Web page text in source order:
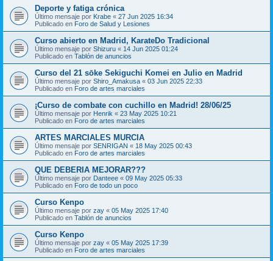
Deporte y fatiga crónica
Último mensaje por Krabe « 27 Jun 2025 16:34
Publicado en Foro de Salud y Lesiones
Curso abierto en Madrid, KarateDo Tradicional
Último mensaje por Shizuru « 14 Jun 2025 01:24
Publicado en Tablón de anuncios
Curso del 21 sōke Sekiguchi Komei en Julio en Madrid
Último mensaje por Shiro_Amakusa « 03 Jun 2025 22:33
Publicado en Foro de artes marciales
¡Curso de combate con cuchillo en Madrid! 28/06/25
Último mensaje por Henrik « 23 May 2025 10:21
Publicado en Foro de artes marciales
ARTES MARCIALES MURCIA
Último mensaje por SENRIGAN « 18 May 2025 00:43
Publicado en Foro de artes marciales
QUE DEBERIA MEJORAR???
Último mensaje por Danteee « 09 May 2025 05:33
Publicado en Foro de todo un poco
Curso Kenpo
Último mensaje por zay « 05 May 2025 17:40
Publicado en Tablón de anuncios
Curso Kenpo
Último mensaje por zay « 05 May 2025 17:39
Publicado en Foro de artes marciales